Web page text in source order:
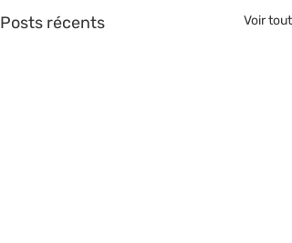
Posts récents Voir tout